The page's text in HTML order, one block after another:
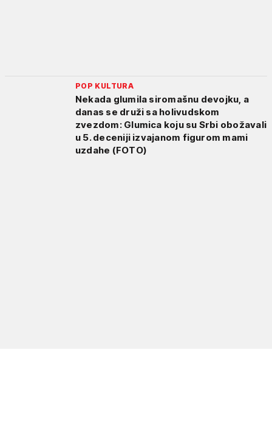
POP KULTURA
Nekada glumila siromašnu devojku, a
danas se druži sa holivudskom
zvezdom: Glumica koju su Srbi obožavali
u 5. deceniji izvajanom figurom mami
uzdahe (FOTO)